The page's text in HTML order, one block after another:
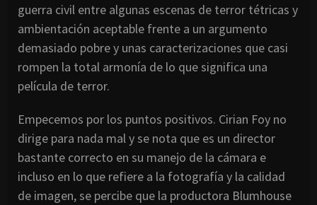
guerra civil entre algunas escenas de terror tétricas y
ambientación aceptable frente a un argumento
demasiado pobre y unas caracterizaciones que casi
rompen la total armonía de lo que significa una
película de terror.
Empecemos por los puntos positivos. Cirian Foy no
dirige para nada mal y se nota que es un director
bastante correcto en su manejo de la cámara e
incluso en lo que refiere a la fotografía y la calidad
de imagen, se percibe que la productora Blumhouse